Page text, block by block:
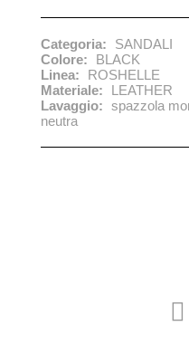
Categoria:
SANDALI
Colore:
BLACK
Linea:
ROSHELLE
Materiale:
LEATHER
Lavaggio: spazzola
neutra